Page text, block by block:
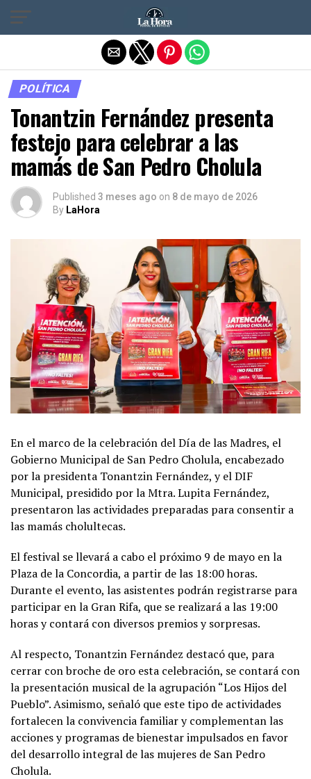
POLÍTICA
Tonantzin Fernández presenta
festejo para celebrar a las
mamás de San Pedro Cholula
Published 3 meses ago on 8 de mayo de 2026
By LaHora
En el marco de la celebración del Día de las Madres, el
Gobierno Municipal de San Pedro Cholula, encabezado
por la presidenta Tonantzin Fernández, y el DIF
Municipal, presidido por la Mtra. Lupita Fernández,
presentaron las actividades preparadas para consentir a
las mamás cholultecas.
El festival se llevará a cabo el próximo 9 de mayo en la
Plaza de la Concordia, a partir de las 18:00 horas.
Durante el evento, las asistentes podrán registrarse para
participar en la Gran Rifa, que se realizará a las 19:00
horas y contará con diversos premios y sorpresas.
Al respecto, Tonantzin Fernández destacó que, para
cerrar con broche de oro esta celebración, se contará con
la presentación musical de la agrupación “Los Hijos del
Pueblo”. Asimismo, señaló que este tipo de actividades
fortalecen la convivencia familiar y complementan las
acciones y programas de bienestar impulsados en favor
del desarrollo integral de las mujeres de San Pedro
Cholula.
Salir de la versión móvil